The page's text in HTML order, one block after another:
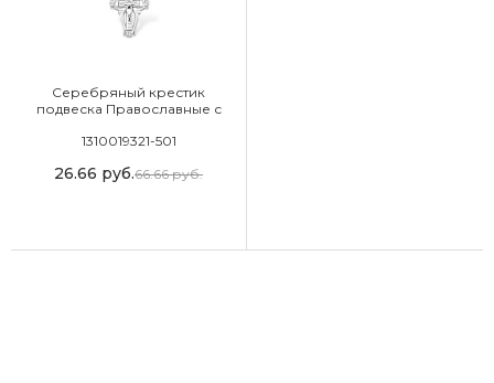
Серебряный крестик
подвеска Православные с
1310019321-501
26.66 руб.66.66руб.